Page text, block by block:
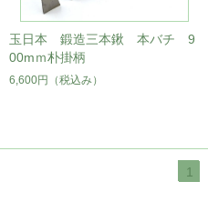
玉日本 鍛造三本鍬 本バチ 9
00mｍ朴掛柄
6,600円 （税込み）
1